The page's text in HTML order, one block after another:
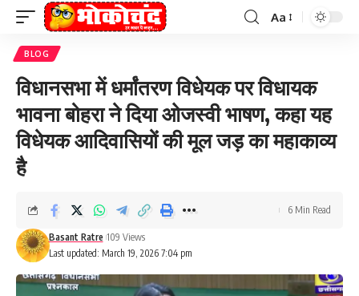
Font
Aa
BLOG
विधानसभा में धर्मांतरण विधेयक पर विधायक
भावना बोहरा ने दिया ओजस्वी भाषण, कहा यह
विधेयक आदिवासियों की मूल जड़ का महाकाव्य
है
Last updated: March 19, 2026 7:04 pm
Basant Ratre 109 Views
6 Min Read